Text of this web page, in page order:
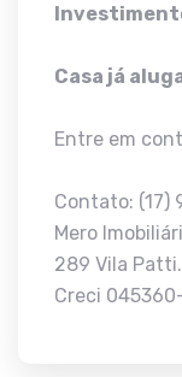
Casa já
Entre em
Contato: (17)
Mero
289 Vila Patti.
Creci